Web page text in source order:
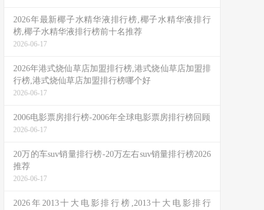
2026年最新椰子水精华液排行榜,椰子水精华液排行
榜,椰子水精华液排行榜前十名推荐
2026-06-17
2026年港式烧仙草店加盟排行榜,港式烧仙草店加盟排
行榜,港式烧仙草店加盟排行榜哪个好
2026-06-17
2006电影票房排行榜-2006年全球电影票房排行榜回顾
2026-06-17
20万的车suv销量排行榜-20万左右suv销量排行榜2026
推荐
2026-06-17
2026年2013十大电影排行榜,2013十大电影排行